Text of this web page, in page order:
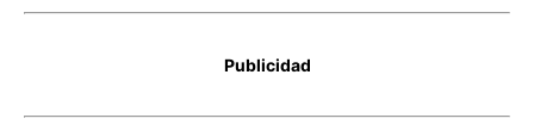
Publicidad